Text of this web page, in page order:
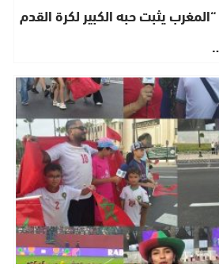
السيدات 2026: “المغرب يثبت حبه الكبير لكرة القدم